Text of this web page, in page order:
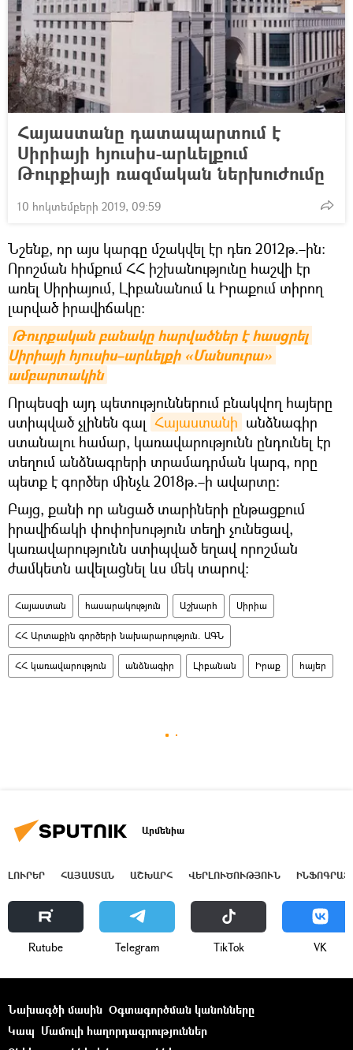
Հայաստանը դատապարտում է
Սիրիայի հյուսիս-արևելքում
Թուրքիայի ռազմական ներխուժումը
10 հոկտեմբերի 2019, 09:59
Նշենք, որ այս կարգը մշակվել էր դեռ 2012թ.–ին։
Որոշման հիմքում ՀՀ իշխանությունը հաշվի էր
առել Սիրիայում, Լիբանանում և Իրաքում տիրող
լարված իրավիճակը։
Թուրքական բանակը հարվածներ է հասցրել
Սիրիայի հյուսիս–արևելքի «Մանսուրա»
ամբարտակին
Որպեսզի այդ պետություններում բնակվող հայերը
ստիպված չլինեն գալ Հայաստանի անձնագիր
ստանալու համար, կառավարությունն ընդունել էր
տեղում անձնագրերի տրամադրման կարգ, որը
պետք է գործեր մինչև 2018թ.–ի ավարտը։
Բայց, քանի որ անցած տարիների ընթացքում
իրավիճակի փոփոխություն տեղի չունեցավ,
կառավարությունն ստիպված եղավ որոշման
ժամկետն ավելացնել ևս մեկ տարով։
Հայաստան հասարակություն Աշխարհ Սիրիա
ՀՀ Արտաքին գործերի նախարարություն. ԱԳՆ
ՀՀ կառավարություն անձնագիր Լիբանան Իրաք հայեր
Արմենիա
ԼՈՒՐԵՐ ՀԱՅԱՍՏԱՆ ԱՇԽԱՐՀ ՎԵՐԼՈՒԾՈՒԹՅՈՒՆ
Rutube Telegram ТikТоk VK
Նախագծի մասին Օգտագործման կանոնները
Կապ Մամուլի հաղորդագրություններ